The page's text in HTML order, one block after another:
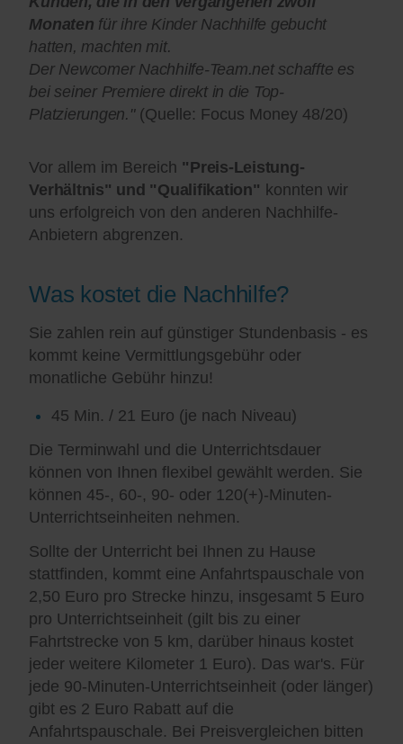
Monaten für ihre Kinder Nachhilfe gebucht
hatten, machten mit.
Der Newcomer Nachhilfe-Team.net schaffte es
bei seiner Premiere direkt in die Top-
Platzierungen."(Quelle: Focus Money 48/20)
Vor allem im Bereich "Preis-Leistung-
Verhältnis" und "Qualifikation" konnten wir
uns erfolgreich von den anderen Nachhilfe-
Anbietern abgrenzen.
Was kostet die Nachhilfe?
Sie zahlen rein auf günstiger Stundenbasis - es
kommt keine Vermittlungsgebühr oder
monatliche Gebühr hinzu!
45 Min. / 21 Euro (je nach Niveau)
Die Terminwahl und die Unterrichtsdauer
können von Ihnen flexibel gewählt werden. Sie
können 45-, 60-, 90- oder 120(+)-Minuten-
Unterrichtseinheiten nehmen.
Sollte der Unterricht bei Ihnen zu Hause
stattfinden, kommt eine Anfahrtspauschale von
2,50 Euro pro Strecke hinzu, insgesamt 5 Euro
pro Unterrichtseinheit (gilt bis zu einer
Fahrtstrecke von 5 km, darüber hinaus kostet
jeder weitere Kilometer 1 Euro). Das war's. Für
jede 90-Minuten-Unterrichtseinheit (oder länger)
gibt es 2 Euro Rabatt auf die
Anfahrtspauschale. Bei Preisvergleichen bitten